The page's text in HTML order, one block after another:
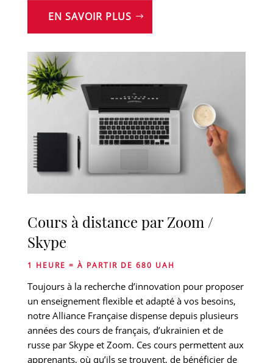
EN SAVOIR PLUS
Cours à distance par Zoom /
Skype
1 HEURE = À PARTIR DE 680 UAH
Toujours à la recherche d’innovation pour proposer
un enseignement flexible et adapté à vos besoins,
notre Alliance Française dispense depuis plusieurs
années des cours de français, d’ukrainien et de
russe par Skype et Zoom. Ces cours permettent aux
apprenants, où qu’ils se trouvent, de bénéficier de